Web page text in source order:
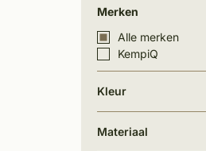
Merken
Alle merken
KempiQ
Kleur
Materiaal